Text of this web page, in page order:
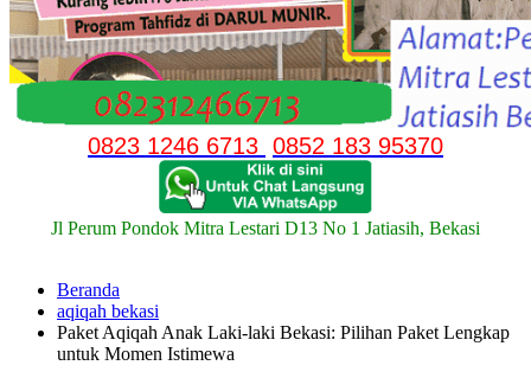
0823 1246 6713 0852 183 95370
Jl Perum Pondok Mitra Lestari D13 No 1 Jatiasih, Bekasi
Beranda
aqiqah bekasi
Paket Aqiqah Anak Laki-laki Bekasi: Pilihan Paket Lengkap
untuk Momen Istimewa